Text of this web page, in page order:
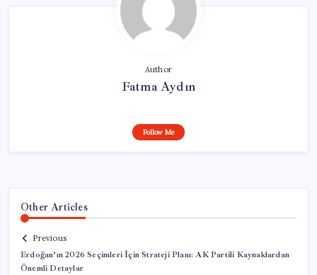
Author
Fatma Aydın
Follow Me
Other Articles
Previous
Erdoğan’ın 2026 Seçimleri İçin Strateji Planı: AK Partili Kaynaklardan
Önemli Detaylar